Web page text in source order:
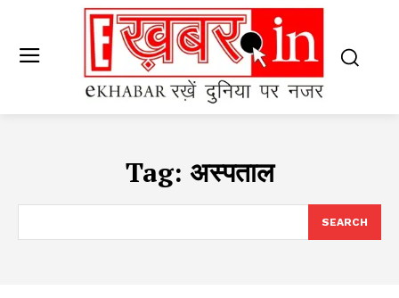
Tag: अस्पताल
SEARCH